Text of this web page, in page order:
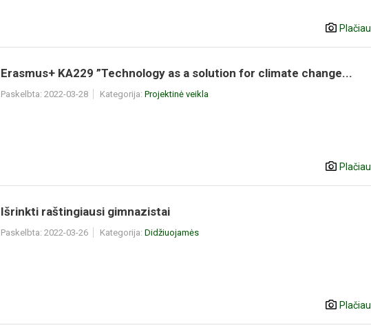
Plačiau
Erasmus+ KA229 ”Technology as a solution for climate change...
Paskelbta: 2022-03-28 Kategorija: Projektinė veikla
Plačiau
Išrinkti raštingiausi gimnazistai
Paskelbta: 2022-03-26 Kategorija: Didžiuojamės
Plačiau